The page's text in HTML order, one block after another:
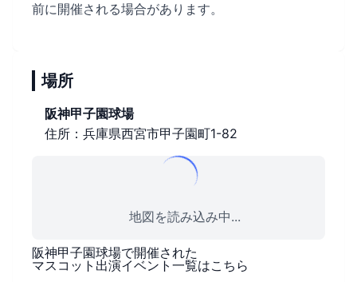
前に開催される場合があります。
場所
阪神甲子園球場
住所：兵庫県西宮市甲子園町1-82
地図を読み込み中...
阪神甲子園球場で開催された
マスコット出演イベント一覧はこちら